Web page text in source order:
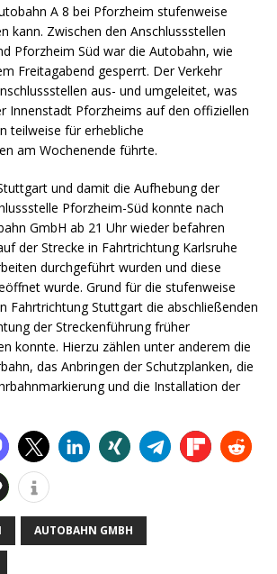
A 8 bei Pforzheim stufenweise
kann. Zwischen den Anschlussstellen
Pforzheim Süd war die Autobahn, wie
Freitagabend gesperrt. Der Verkehr
aus- und umgeleitet, was
Innenstadt Pforzheims auf den offiziellen
teilweise für erhebliche
am Wochenende führte.
und damit die Aufhebung der
Pforzheim-Süd konnte nach
GmbH ab 21 Uhr wieder befahren
der Strecke in Fahrtrichtung Karlsruhe
durchgeführt wurden und diese
wurde. Grund für die stufenweise
Fahrtrichtung Stuttgart die abschließenden
der Streckenführung früher
konnte. Hierzu zählen unter anderem die
das Anbringen der Schutzplanken, die
und die Installation der
AUTOBAHN GMBH